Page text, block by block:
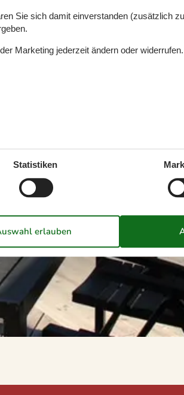
Sie sich damit einverstanden (zusätzlich
Marketing jederzeit ändern oder widerrufen.
Statistiken